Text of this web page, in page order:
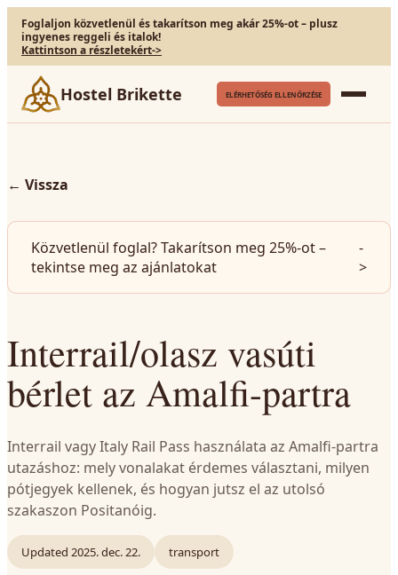
Foglaljon közvetlenül és takarítson meg akár 25%-ot – plusz
ingyenes reggeli és italok!
Kattintson a részletekért->
Hostel Brikette ELÉRHETŐSÉG ELLENŐRZÉSE
← Vissza
Közvetlenül foglal? Takarítson meg 25%-ot –
tekintse meg az ajánlatokat
-
>
Interrail/olasz vasúti
bérlet az Amalfi-partra
Interrail vagy Italy Rail Pass használata az Amalfi-partra
utazáshoz: mely vonalakat érdemes választani, milyen
pótjegyek kellenek, és hogyan jutsz el az utolsó
szakaszon Positanóig.
Updated 2025. dec. 22. transport